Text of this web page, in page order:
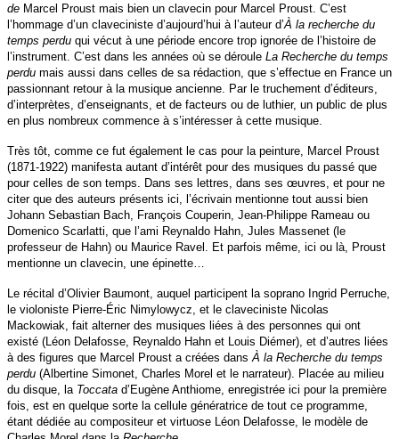
de Marcel Proust mais bien un clavecin pour Marcel Proust. C’est
l’hommage d’un claveciniste d’aujourd’hui à l’auteur d’À la recherche du
temps perdu qui vécut à une période encore trop ignorée de l’histoire de
l’instrument. C’est dans les années où se déroule La Recherche du temps
perdu mais aussi dans celles de sa rédaction, que s’effectue en France un
passionnant retour à la musique ancienne. Par le truchement d’éditeurs,
d’interprètes, d’enseignants, et de facteurs ou de luthier, un public de plus
en plus nombreux commence à s’intéresser à cette musique.
Très tôt, comme ce fut également le cas pour la peinture, Marcel Proust
(1871-1922) manifesta autant d’intérêt pour des musiques du passé que
pour celles de son temps. Dans ses lettres, dans ses œuvres, et pour ne
citer que des auteurs présents ici, l’écrivain mentionne tout aussi bien
Johann Sebastian Bach, François Couperin, Jean-Philippe Rameau ou
Domenico Scarlatti, que l’ami Reynaldo Hahn, Jules Massenet (le
professeur de Hahn) ou Maurice Ravel. Et parfois même, ici ou là, Proust
mentionne un clavecin, une épinette…
Le récital d’Olivier Baumont, auquel participent la soprano Ingrid Perruche,
le violoniste Pierre-Éric Nimylowycz, et le claveciniste Nicolas
Mackowiak, fait alterner des musiques liées à des personnes qui ont
existé (Léon Delafosse, Reynaldo Hahn et Louis Diémer), et d’autres liées
à des figures que Marcel Proust a créées dans À la Recherche du temps
perdu (Albertine Simonet, Charles Morel et le narrateur). Placée au milieu
du disque, la Toccata d’Eugène Anthiome, enregistrée ici pour la première
fois, est en quelque sorte la cellule génératrice de tout ce programme,
étant dédiée au compositeur et virtuose Léon Delafosse, le modèle de